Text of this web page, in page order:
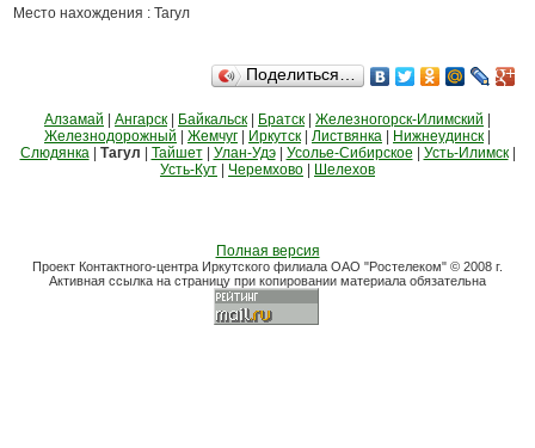
Место нахождения : Тагул
Поделиться…
Алзамай Ангарск Байкальск Братск Железногорск-Илимский
Железнодорожный
Жемчуг Иркутск Листвянка Нижнеудинск
Слюдянка| Тагул Тайшет| Улан-Удэ| Усолье-Сибирское Усть-Илимск|
Усть-Кут
Черемхово Шелехов
Полная версия
Проект Контактного-центра Иркутского филиала ОАО "Ростелеком" © 2008 г.
Активная ссылка на страницу при копировании материала обязательна